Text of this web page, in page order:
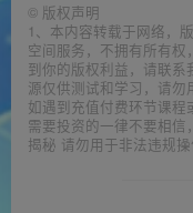
© 版权声明
1、本内容转载于网络，
空间服务，不拥有所有
到你的版权利益，请联
源仅供测试和学习，请勿
如遇到充值付费环节课
需要投资的一律不要相
揭秘 请勿用于非法违规